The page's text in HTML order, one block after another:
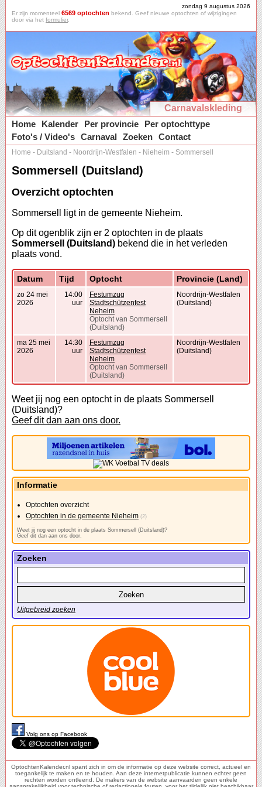
zondag 9 augustus 2026
Er zijn momenteel 6569 optochten bekend. Geef nieuwe optochten of wijzigingen
door via het formulier.
Carnavalskleding
Home
Kalender Per provincie
Per optochttype
Foto's / Video's Carnaval Zoeken Contact
Home - Duitsland - Noordrijn-Westfalen - Nieheim - Sommersell
Sommersell (Duitsland)
Overzicht optochten
Sommersell ligt in de gemeente Nieheim.
Op dit ogenblik zijn er 2 optochten in de plaats
Sommersell (Duitsland) bekend die in het verleden
plaats vond.
Datum Tijd Optocht Provincie (Land)
zo 24 mei
2026
14:00
uur
Festumzug
Stadtschützenfest
Neheim
Optocht van Sommersell
(Duitsland)
Noordrijn-Westfalen
(Duitsland)
ma 25 mei
2026
14:30
uur
Festumzug
Stadtschützenfest
Neheim
Optocht van Sommersell
(Duitsland)
Noordrijn-Westfalen
(Duitsland)
Weet jij nog een optocht in de plaats Sommersell
(Duitsland)?
Geef dit dan aan ons door.
Informatie
Optochten overzicht
Optochten in de gemeente Nieheim (2)
Weet jij nog een optocht in de plaats Sommersell (Duitsland)?
Geef dit dan aan ons door.
Zoeken
Uitgebreid zoeken
Volg ons op Facebook
OptochtenKalender.nl spant zich in om de informatie op deze website correct, actueel en
toegankelijk te maken en te houden. Aan deze internetpublicatie kunnen echter geen
rechten worden ontleend. De makers van de website aanvaarden geen enkele